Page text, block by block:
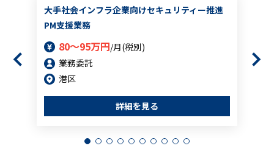
大手社会インフラ企業向けセキュリティー推進
PM支援業務
80～95万円/月(税別)
業務委託
港区
詳細を見る